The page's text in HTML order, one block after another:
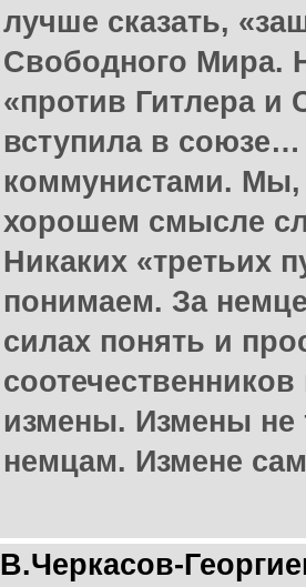
лучше сказать,
Свободного Мира.
«против Гитлера и
вступила в
коммунистами.
хорошем смысле
Никаких «третьих
понимаем. За
силах понять и
измены. Измены не
немцам. Измене
В.Черкасов-